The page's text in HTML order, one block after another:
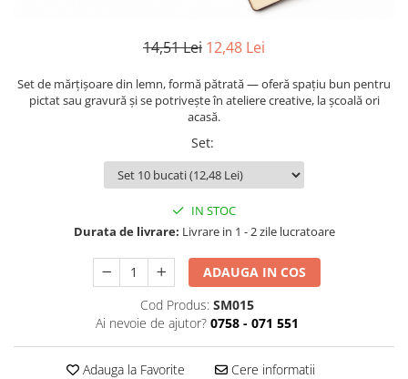
14,51 Lei 12,48 Lei
Set de mărțișoare din lemn, formă pătrată — oferă spațiu bun pentru
pictat sau gravură și se potrivește în ateliere creative, la școală ori
acasă.
Set:
IN STOC
Durata de livrare: Livrare in 1 - 2 zile lucratoare
ADAUGA IN COS
Cod Produs: SM015
Ai nevoie de ajutor? 0758 - 071 551
Adauga la Favorite Cere informatii